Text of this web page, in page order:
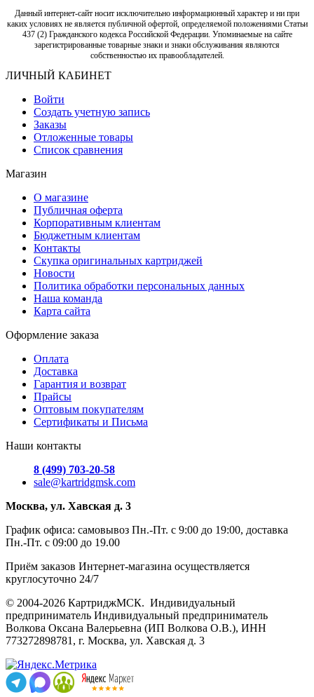
Данный интернет-сайт носит исключительно информационный характер и ни при
каких условиях не является публичной офертой, определяемой положениями Статьи
437 (2) Гражданского кодекса Российской Федерации. Упоминаемые на сайте
зарегистрированные товарные знаки и знаки обслуживания являются
собственностью их правообладателей.
ЛИЧНЫЙ КАБИНЕТ
Войти
Создать учетную запись
Заказы
Отложенные товары
Список сравнения
Магазин
О магазине
Публичная оферта
Корпоративным клиентам
Бюджетным клиентам
Контакты
Скупка оригинальных картриджей
Новости
Политика обработки персональных данных
Наша команда
Карта сайта
Оформление заказа
Оплата
Доставка
Гарантия и возврат
Прайсы
Оптовым покупателям
Сертификаты и Письма
Наши контакты
8 (499) 703-20-58
sale@kartridgmsk.com
Москва, ул. Хавская д. 3
График офиса: самовывоз Пн.-Пт. с 9:00 до 19:00, доставка
Пн.-Пт. с 09:00 до 19.00
Приём заказов Интернет-магазина осуществляется
круглосуточно 24/7
© 2004-2026 КартриджМСК. Индивидуальный
предприниматель Индивидуальный предприниматель
Волкова Оксана Валерьевна (ИП Волкова О.В.), ИНН
773272898781, г. Москва, ул. Хавская д. 3